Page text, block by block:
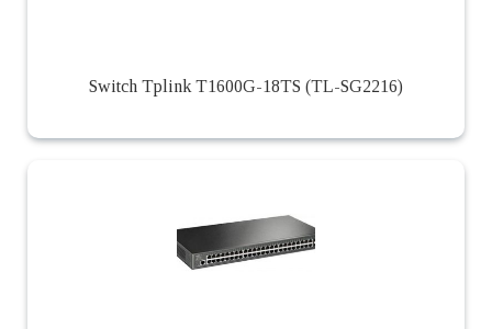
Switch Tplink T1600G-18TS (TL-SG2216)